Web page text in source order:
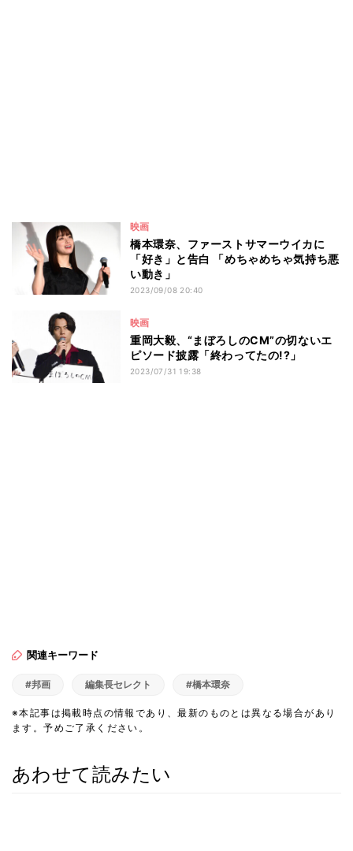
映画
橋本環奈、ファーストサマーウイカに
「好き」と告白 「めちゃめちゃ気持ち悪
い動き」
2023/09/08 20:40
映画
重岡大毅、“まぼろしのCM”の切ないエ
ピソード披露「終わってたの!?」
2023/07/31 19:38
関連キーワード
#邦画 編集長セレクト #橋本環奈
※本記事は掲載時点の情報であり、最新のものとは異なる場合があり
ます。予めご了承ください。
あわせて読みたい